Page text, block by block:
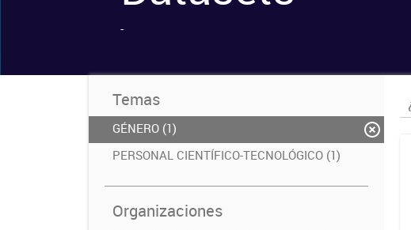
-
Temas
GÉNERO (1)
PERSONAL CIENTÍFICO-TECNOLÓGICO (1)
Organizaciones